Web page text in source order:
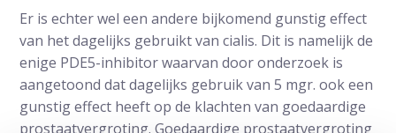
Er is echter wel een andere bijkomend gunstig effect
van het dagelijks gebruikt van cialis. Dit is namelijk de
enige PDE5-inhibitor waarvan door onderzoek is
aangetoond dat dagelijks gebruik van 5 mgr. ook een
gunstig effect heeft op de klachten van goedaardige
prostaatvergroting. Goedaardige prostaatvergroting